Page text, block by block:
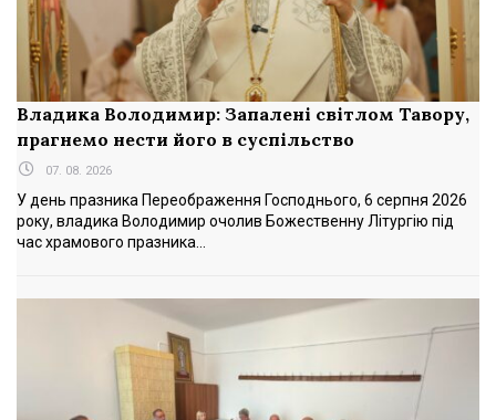
Владика Володимир: Запалені світлом Тавору,
прагнемо нести його в суспільство
07. 08. 2026
У день празника Переображення Господнього, 6 серпня 2026
року, владика Володимир очолив Божественну Літургію під
час храмового празника...